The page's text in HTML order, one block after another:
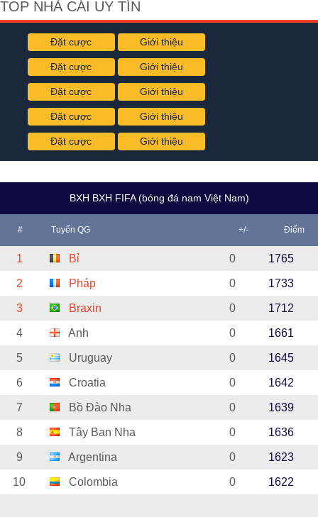
TOP NHÀ CÁI UY TÍN
Đặt cược Giới thiệu
Đặt cược Giới thiệu
Đặt cược Giới thiệu
Đặt cược Giới thiệu
Đặt cược Giới thiệu
BXH BXH FIFA (bóng đá nam Việt Nam)
# Tuyển QG +/- Điểm
1 Bỉ 0 1765
2 Pháp 0 1733
3 Braxin 0 1712
4 Anh 0 1661
5 Uruguay 0 1645
6 Croatia 0 1642
7 Bồ Đào Nha 0 1639
8 Tây Ban Nha 0 1636
9 Argentina 0 1623
10 Colombia 0 1622